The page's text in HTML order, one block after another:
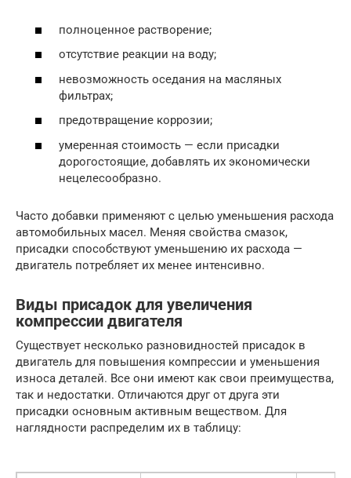
полноценное растворение;
отсутствие реакции на воду;
невозможность оседания на масляных
фильтрах;
предотвращение коррозии;
умеренная стоимость — если присадки
дорогостоящие, добавлять их экономически
нецелесообразно.
Часто добавки применяют с целью уменьшения расхода
автомобильных масел. Меняя свойства смазок,
присадки способствуют уменьшению их расхода —
двигатель потребляет их менее интенсивно.
Виды присадок для увеличения
компрессии двигателя
Существует несколько разновидностей присадок в
двигатель для повышения компрессии и уменьшения
износа деталей. Все они имеют как свои преимущества,
так и недостатки. Отличаются друг от друга эти
присадки основным активным веществом. Для
наглядности распределим их в таблицу: